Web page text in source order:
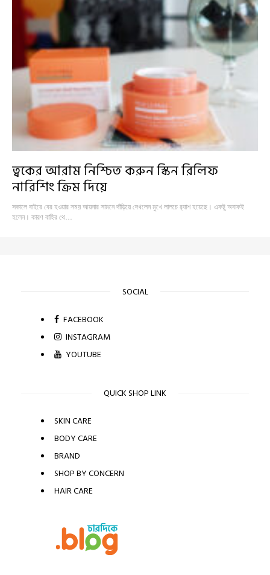
ত্বকের আরাম নিশ্চিত করুন স্কিন রিলিফ
নারিশিং ক্রিম দিয়ে
সকালে বাইরে বের হওয়ার সময় আয়নার সামনে দাঁড়িয়ে দেখলেন মুখে লালচে র‍্যাশ হয়েছে। একটু অবাকই
হলেন। কারণ বাহির থে…
SOCIAL
FACEBOOK
INSTAGRAM
YOUTUBE
QUICK SHOP LINK
SKIN CARE
BODY CARE
BRAND
SHOP BY CONCERN
HAIR CARE